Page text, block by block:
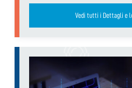
Vedi tutti i Dettagli e